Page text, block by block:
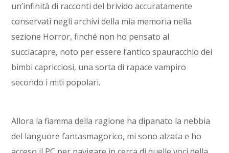
un’infinità di racconti del brivido accuratamente
conservati negli archivi della mia memoria nella
sezione Horror, finché non ho pensato al
succiacapre, noto per essere l’antico spauracchio dei
bimbi capricciosi, una sorta di rapace vampiro
secondo i miti popolari.
Allora la fiamma della ragione ha dipanato la nebbia
del languore fantasmagorico, mi sono alzata e ho